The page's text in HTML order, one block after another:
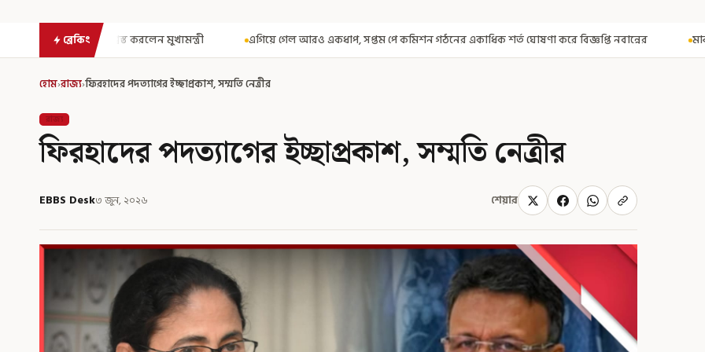
ব্রেকিং
মুখ্যমন্ত্রী এগিয়ে গেল আরও একধাপ, সপ্তম পে কমিশন গঠনের একাধিক শর্ত ঘোষণা করে বিজ্ঞপ্তি নবান্নের মাঝআকাশে আচমকা প্রবল ঝাঁকুনি!
হোম›রাজ্য›ফিরহাদের পদত্যাগের ইচ্ছাপ্রকাশ, সম্মতি নেত্রীর
রাজ্য
ফিরহাদের পদত্যাগের ইচ্ছাপ্রকাশ, সম্মতি নেত্রীর
EBBS Desk৩ জুন, ২০২৬ শেয়ার